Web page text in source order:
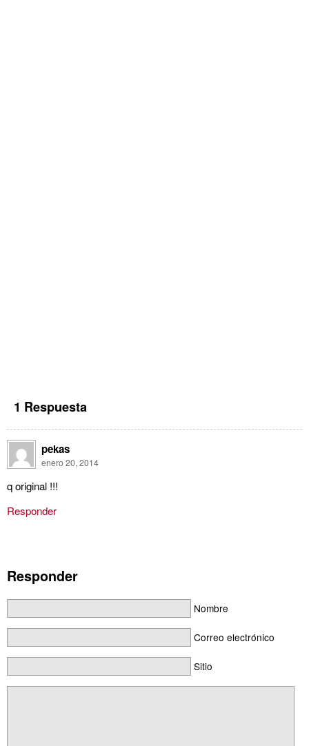
1 Respuesta
pekas
enero 20, 2014
q original !!!
Responder
Responder
Nombre
Correo electrónico
Sitio